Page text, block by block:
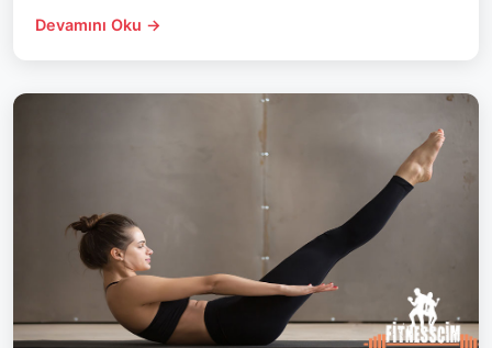
Devamını Oku →